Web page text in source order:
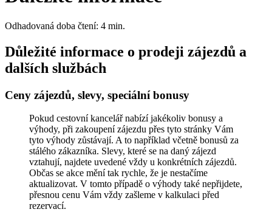
Odhadovaná doba čtení: 4 min.
Důležité informace o prodeji zájezdů a
dalších službách
Ceny zájezdů, slevy, speciální bonusy
Pokud cestovní kancelář nabízí jakékoliv bonusy a
výhody, při zakoupení zájezdu přes tyto stránky Vám
tyto výhody zůstávají. A to například včetně bonusů za
stálého zákazníka. Slevy, které se na daný zájezd
vztahují, najdete uvedené vždy u konkrétních zájezdů.
Občas se akce mění tak rychle, že je nestačíme
aktualizovat. V tomto případě o výhody také nepřijdete,
přesnou cenu Vám vždy zašleme v kalkulaci před
rezervací.